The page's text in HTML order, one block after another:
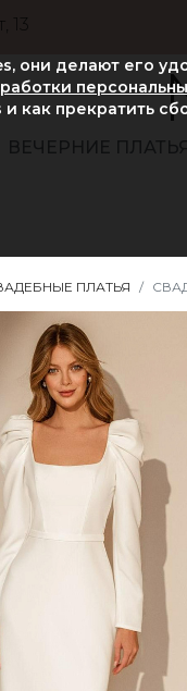
13
ВЕЧЕРНИЕ
ПЛАТЬЯ
они делают его
как прекратить